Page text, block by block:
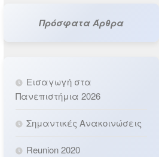
Πρόσφατα Άρθρα
Εισαγωγή στα
Πανεπιστήμια 2026
Σημαντικές Ανακοινώσεις
Reunion 2020